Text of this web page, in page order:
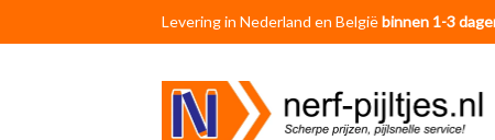
to
Levering in Nederland en Belgiëbinnen 1-3